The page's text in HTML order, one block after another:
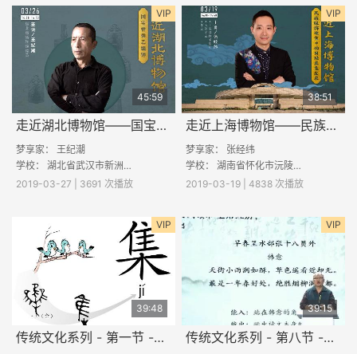
VIP
45:59
走近湖北博物馆——国宝曾侯乙编钟
梦享家： 王纪潮
学校： 湖北省武汉市新洲区思源实验学校；山东省宁阳县葛石镇中心小学；汾阳市栗家庄乡南垣村寨小学；新蔡县龙口镇博贤实验中学
2019-03-27 | 3691 次播放
VIP
38:51
走近上海博物馆——民族服饰瑰宝中的贝珠衣鱼皮衣
梦享家： 张经纬
学校： 湖南省怀化市沅陵县陈家滩乡九年一贯制学校；陕西省渭南市白水县雷牙镇仓颉第一小学；山西省吕梁市中阳县暖泉镇暖泉小学
2019-03-19 | 4838 次播放
VIP
39:48
传统文化系列 - 第一节 -《汉字里的华夏中国》
VIP
39:15
传统文化系列 - 第八节 -《读懂一首古诗的三个关键词》